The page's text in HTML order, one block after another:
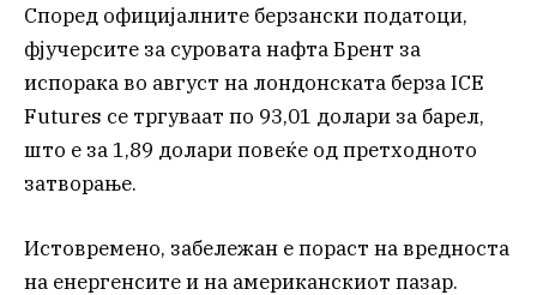
Според официјалните берзански податоци,
фјучерсите за суровата нафта Брент за
испорака во август на лондонската берза ICE
Futures се тргуваат по 93,01 долари за барел,
што е за 1,89 долари повеќе од претходното
затворање.
Истовремено, забележан е пораст на вредноста
на енергенсите и на американскиот пазар.